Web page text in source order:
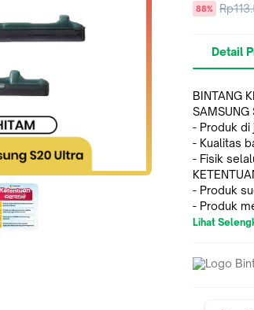
diskon
88%
Harga
Detail
BINTANG
SAMSUNG
- Produk di
- Kualitas
- Fisik
- Produk
- Produk
dicoba
dan
Lihat